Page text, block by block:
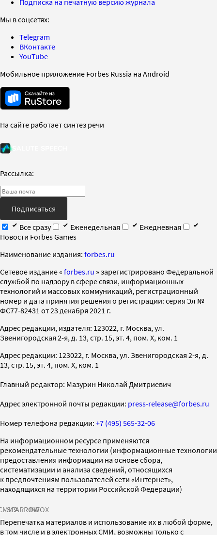
Подписка на печатную версию журнала
Мы в соцсетях:
Telegram
ВКонтакте
YouTube
Мобильное приложение Forbes Russia на Android
На сайте работает синтез речи
Рассылка:
Подписаться
Все сразу
Еженедельная
Ежедневная
Новости Forbes Games
Наименование издания: forbes.ru
Cетевое издание « forbes.ru » зарегистрировано Федеральной
службой по надзору в сфере связи, информационных
технологий и массовых коммуникаций, регистрационный
номер и дата принятия решения о регистрации: серия Эл №
ФС77-82431 от 23 декабря 2021 г.
Адрес редакции, издателя: 123022, г. Москва, ул.
Звенигородская 2-я, д. 13, стр. 15, эт. 4, пом. X, ком. 1
Адрес редакции: 123022, г. Москва, ул. Звенигородская 2-я, д.
13, стр. 15, эт. 4, пом. X, ком. 1
Главный редактор: Мазурин Николай Дмитриевич
Адрес электронной почты редакции: press-release@forbes.ru
Номер телефона редакции: +7 (495) 565-32-06
На информационном ресурсе применяются
рекомендательные технологии (информационные технологии
предоставления информации на основе сбора,
систематизации и анализа сведений, относящихся
к предпочтениям пользователей сети «Интернет»,
находящихся на территории Российской Федерации)
SPARROWINFOX
Перепечатка материалов и использование их в любой форме,
в том числе и в электронных СМИ, возможны только с